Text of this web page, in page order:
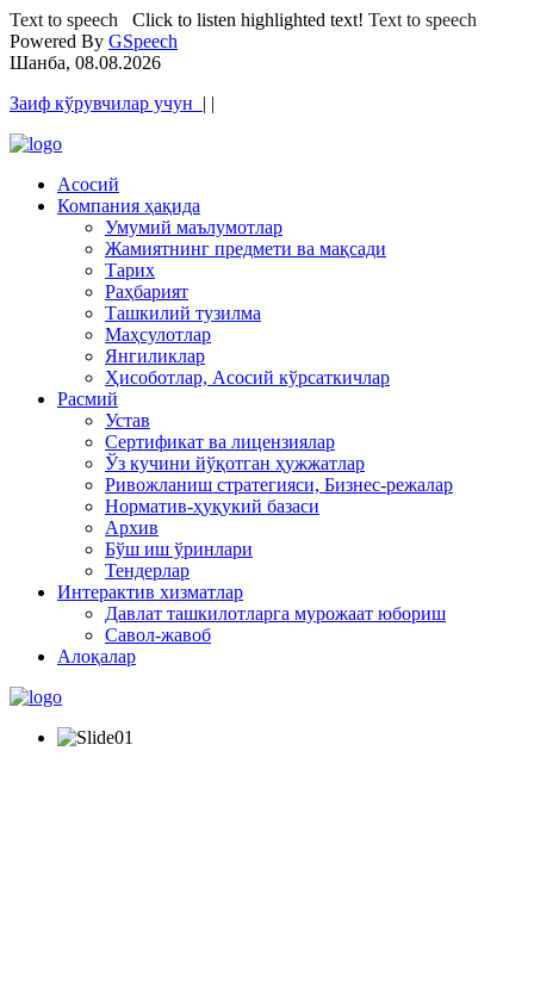
Text to speech Click to listen highlighted text! Text to speech
Powered By GSpeech
Шанба, 08.08.2026
Заиф кўрувчилар учун | |
Асосий
Компания ҳақида
Умумий маълумотлар
Жамиятнинг предмети ва мақсади
Тарих
Раҳбарият
Ташкилий тузилма
Маҳсулотлар
Янгиликлар
Ҳисоботлар, Асосий кўрсаткичлар
Расмий
Устав
Сертификат ва лицензиялар
Ўз кучини йўқотган ҳужжатлар
Ривожланиш стратегияси, Бизнес-режалар
Норматив-ҳуқукий базаси
Архив
Бўш иш ўринлари
Тендерлар
Интерактив хизматлар
Давлат ташкилотларга мурожаат юбориш
Савол-жавоб
Алоқалар